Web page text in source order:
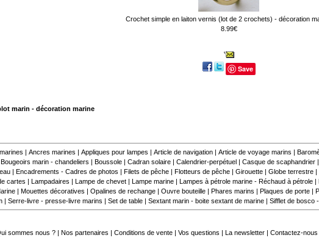
Crochet simple en laiton vernis (lot de 2 crochets) - décoration
8.99€
Save
marin - décoration marine
Ancres marines Appliques pour lampes Article de navigation Article de voyage marins
Bougeoirs marin - chandeliers Boussole| Cadran solaire| Calendrier-perpétuel Casque de scaphandrier|
| Encadrements - Cadres de photos Filets de pêche| Flotteurs de pêche| Girouette| Globe terrestre|
cartes Lampadaires Lampe de chevet Lampe marine Lampes à pétrole marine - Réchaud à pétrole
| Mouettes décoratives Opalines de rechange| Ouvre bouteille| Phares marins Plaques de porte|
| Serre-livre - presse-livre marins Set de table| Sextant marin - boite sextant de marine| Sifflet de bosco
sommes nous ? Nos partenaires Conditions de vente Vos questions La newsletter Contactez-nous